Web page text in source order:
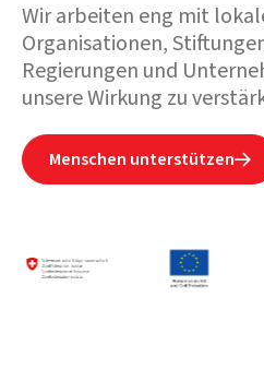
Wir arbeiten eng mit
Organisationen,
Regierungen und
unsere Wirkung zu
Menschen unterstützen